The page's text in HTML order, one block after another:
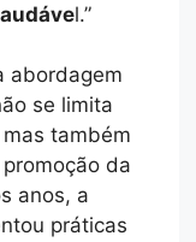
l.”
abordagem
se limita
também
da
anos, a
práticas